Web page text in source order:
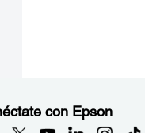
con Epson